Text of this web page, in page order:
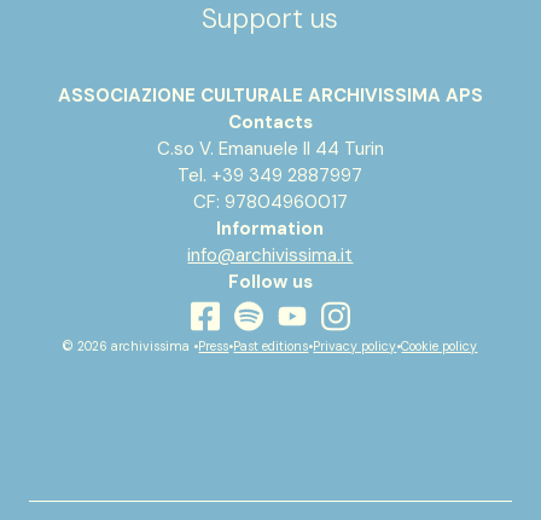
Support us
ASSOCIAZIONE CULTURALE ARCHIVISSIMA APS
Contacts
C.so V. Emanuele II 44 Turin
Tel. +39 349 2887997
CF: 97804960017
Information
info@archivissima.it
Follow us
facebook
spotifyyoutubeinstagram
© 2026 archivissima •Press•Past editions•Privacy policy•Cookie policy